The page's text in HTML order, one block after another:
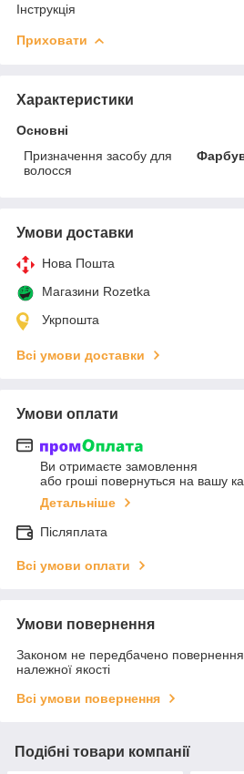
Інструкція
Приховати
Характеристики
Основні
Призначення засобу для
волосся
Умови доставки
Нова Пошта
Магазини Rozetka
Укрпошта
Всі умови доставки
Умови оплати
Ви отримаєте замовлення
або гроші повернуться на вашу
Детальніше
Післяплата
Всі умови оплати
Умови повернення
Законом не передбачено повернення
належної якості
Всі умови повернення
Подібні товари компанії